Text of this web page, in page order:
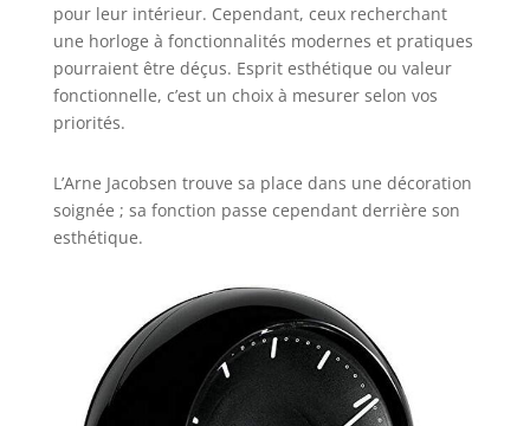
pour leur intérieur. Cependant, ceux recherchant
une horloge à fonctionnalités modernes et pratiques
pourraient être déçus. Esprit esthétique ou valeur
fonctionnelle, c’est un choix à mesurer selon vos
priorités.
L’Arne Jacobsen trouve sa place dans une décoration
soignée ; sa fonction passe cependant derrière son
esthétique.